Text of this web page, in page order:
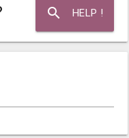
search HELP !